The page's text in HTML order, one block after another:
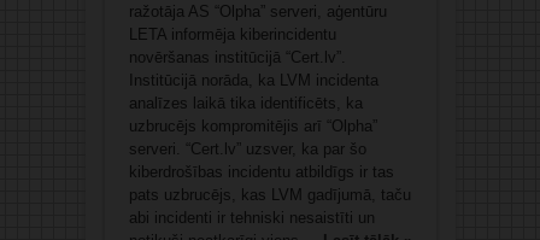
ražotāja AS “Olpha” serveri, aģentūru
LETA informēja kiberincidentu
novēršanas institūcijā “Cert.lv”.
Institūcijā norāda, ka LVM incidenta
analīzes laikā tika identificēts, ka
uzbrucējs kompromitējis arī “Olpha”
serveri. “Cert.lv” uzsver, ka par šo
kiberdrošības incidentu atbildīgs ir tas
pats uzbrucējs, kas LVM gadījumā, taču
abi incidenti ir tehniski nesaistīti un